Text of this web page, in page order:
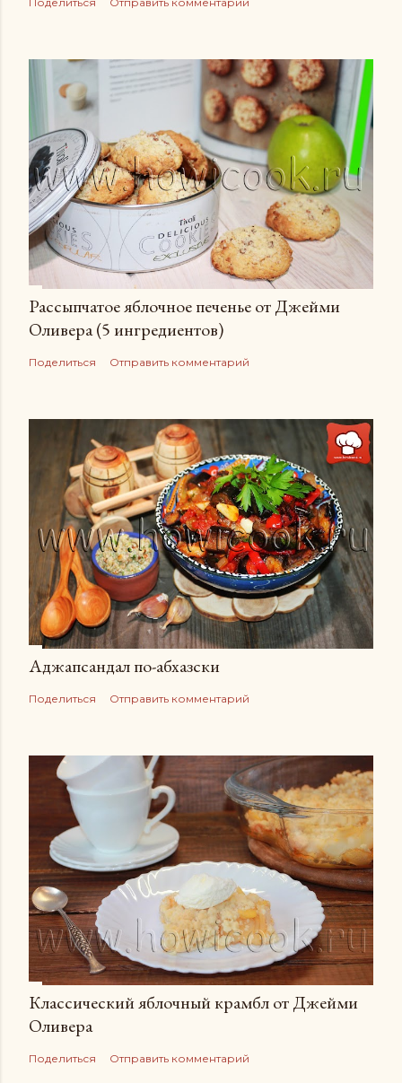
Рассыпчатое яблочное печенье от Джейми
Оливера (5 ингредиентов)
Поделиться Отправить комментарий
Аджапсандал по-абхазски
Поделиться Отправить комментарий
Классический яблочный крамбл от Джейми
Оливера
Поделиться Отправить комментарий